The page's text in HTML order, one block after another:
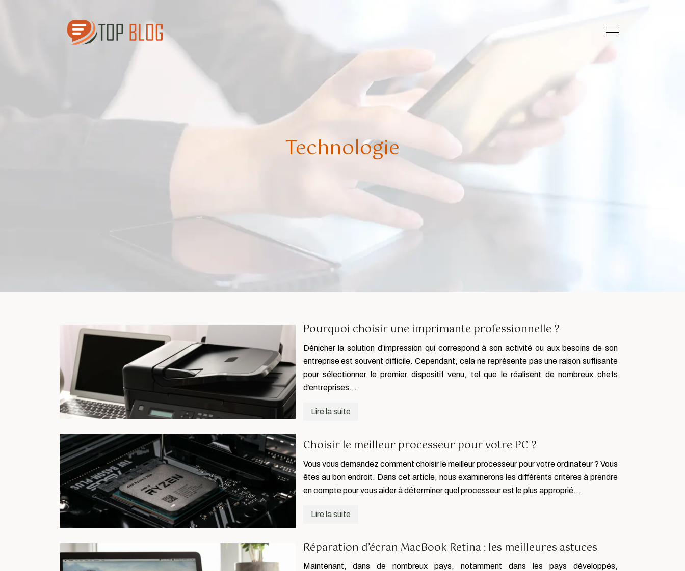
Technologie
Pourquoi choisir une imprimante professionnelle ?
Dénicher la solution d’impression qui correspond à son activité ou aux besoins de son
entreprise est souvent difficile. Cependant, cela ne représente pas une raison suffisante
pour sélectionner le premier dispositif venu, tel que le réalisent de nombreux chefs
d’entreprises…
Lire la suite
Choisir le meilleur processeur pour votre PC ?
Vous vous demandez comment choisir le meilleur processeur pour votre ordinateur ? Vous
êtes au bon endroit. Dans cet article, nous examinerons les différents critères à prendre
en compte pour vous aider à déterminer quel processeur est le plus approprié…
Lire la suite
Réparation d’écran MacBook Retina : les meilleures astuces
Maintenant, dans de nombreux pays, notamment dans les pays développés,